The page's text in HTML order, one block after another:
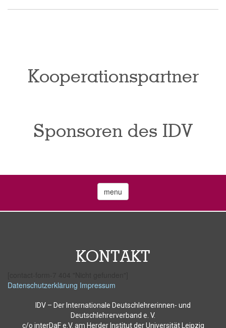
Kooperationspartner
Sponsoren des IDV
menu
KONTAKT
Datenschutzerklärung Impressum
IDV – Der Internationale Deutschlehrerinnen- und
Deutschlehrerverband e. V.
c/o interDaF e.V. am Herder Institut der Universität Leipzig